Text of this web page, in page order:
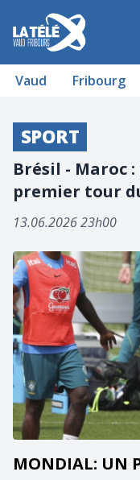
La Télé - Télévision
Vaud Fribourg
SPORT
Brésil - Maroc
premier tour
13.06.2026 23h00
MONDIAL: UN